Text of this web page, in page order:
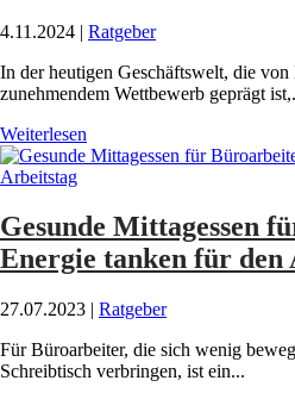
4.11.2024 | Ratgeber
In der heutigen Geschäftswelt, die
zunehmendem Wettbewerb geprägt
Weiterlesen
Gesunde Mittagessen
Energie tanken für den
27.07.2023 | Ratgeber
Für Büroarbeiter, die sich wenig
Schreibtisch verbringen, ist ein...